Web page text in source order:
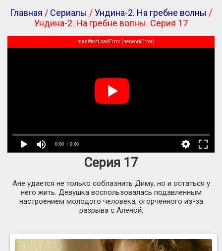
Главная / Сериалы /Ундина-2. На гребне волны /
Ундина-2. На гребне волны. Серия 17
0:00 / 0:00
manifestLoadError (networkError)
Серия 17
Ане удается не только соблазнить Диму, но и остаться у
него жить. Девушка воспользовалась подавленным
настроением молодого человека, огорченного из-за
разрыва с Аленой.